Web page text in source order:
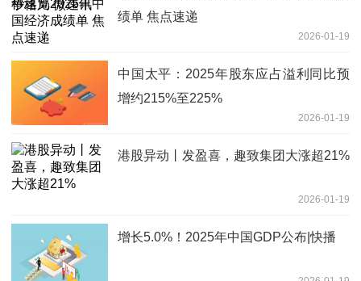
绩单 焦点速递
2026-01-19
中国太平：2025年股东应占溢利同比预
增约215%至225%
2026-01-19
港股异动丨发盈喜，趣致集团大涨超21%
2026-01-19
增长5.0%！2025年中国GDP公布|快播